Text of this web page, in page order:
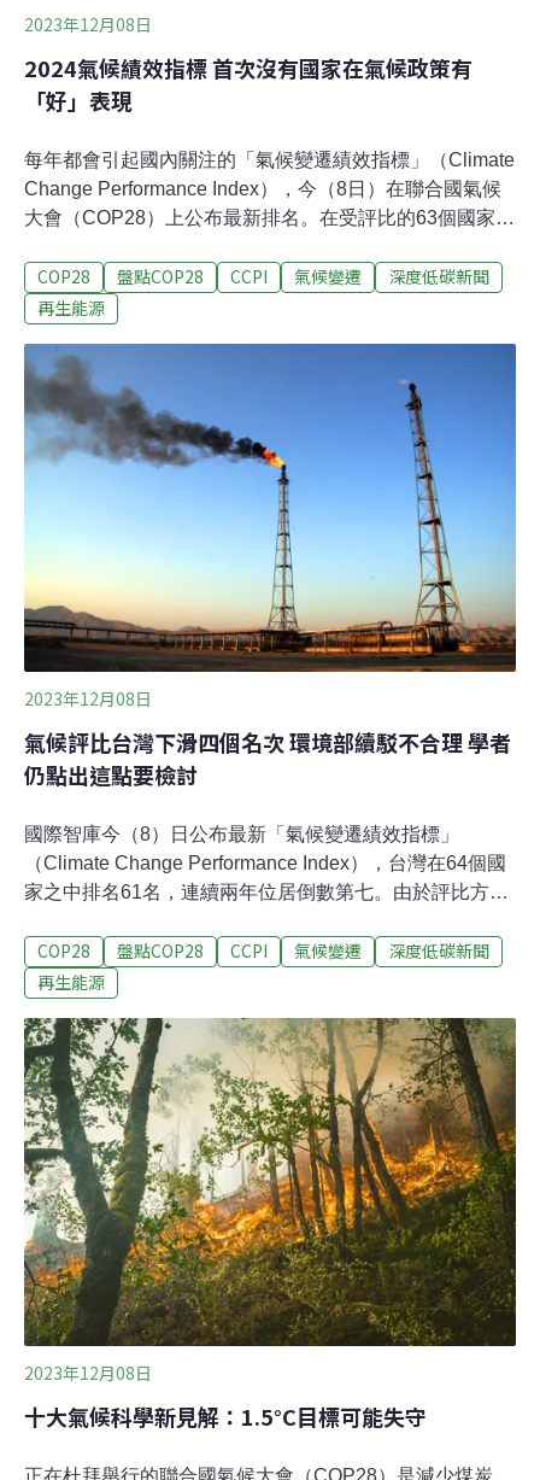
2023年12月08日
2024氣候績效指標 首次沒有國家在氣候政策有
「好」表現
每年都會引起國內關注的「氣候變遷績效指標」（Climate
Change Performance Index），今（8日）在聯合國氣候
大會（COP28）上公布最新排名。在受評比的63個國家
律賓、印度擠進前十名。台灣下跌了四名，位居第61，與
本屆COP主辦國阿拉伯聯合大公國，以及俄羅斯、美國同
「好」表現 榜首丹麥也不夠力CCPI由德國看守協會
（Germanwatch）、新氣候研究所（NewClimate
Institute）與氣候行動網絡（Climate Action Network，
CAN）共同評比，已連續第19年發布報告。CCPI依據四
大指標，溫室氣體排放（40%）、再生能源發展
（20%）、能源使用（20%）與氣候政策（20%）來監測
全球63個國家和歐盟27國的氣候績效。列入評比的國家溫
COP28 盤點COP28 CCPI 氣候變遷
深度低碳新聞
再生能源
2023年12月08日
氣候評比台灣下滑四個名次 環境部續駁不合理 學者
仍點出這點要檢討
國際智庫今（8）日公布最新「氣候變遷績效指標」
（Climate Change Performance Index），台灣在64個國
家之中排名61名，連續兩年位居倒數第七。由於評比方法
結果重申，我國減碳成果居國際前段班。但學者指出，不
同評比是用不同指標檢視台灣的表現，我國仍應正面回應
模、減少石油需求等議題，才有機會跟國際對話。連續兩
年 台灣拿倒數第七成績單德國看守協會
（Germanwatch）、新氣候研究所（NewClimate
Institute）與氣候行動網絡（Climate Action Network，
CAN）今（8）日於聯合國氣候大會（COP28）公布2024
年「氣候變遷績效指標」（Climate Change Performance
Index），今年新增了四個評比國家，總共有6
COP28 盤點COP28 CCPI 氣候變遷
深度低碳新聞
再生能源
2023年12月08日
十大氣候科學新見解：1.5°C目標可能失守
正在杜拜舉行的聯合國氣候大會（COP28）是減少煤炭、